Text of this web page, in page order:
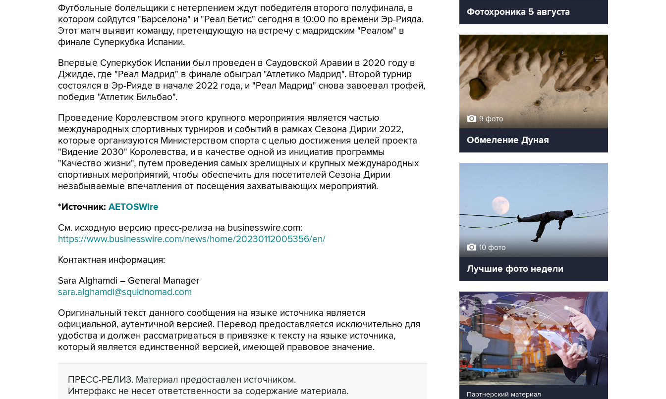
Футбольные болельщики с нетерпением ждут победителя второго полуфинала, в
котором сойдутся "Барселона" и "Реал Бетис" сегодня в 10:00 по времени Эр-Рияда.
Этот матч выявит команду, претендующую на встречу с мадридским "Реалом" в
финале Суперкубка Испании.
Впервые Суперкубок Испании был проведен в Саудовской Аравии в 2020 году в
Джидде, где "Реал Мадрид" в финале обыграл "Атлетико Мадрид". Второй турнир
состоялся в Эр-Рияде в начале 2022 года, и "Реал Мадрид" снова завоевал трофей,
победив "Атлетик Бильбао".
Проведение Королевством этого крупного мероприятия является частью
международных спортивных турниров и событий в рамках Сезона Дирии 2022,
которые организуются Министерством спорта с целью достижения целей проекта
"Видение 2030" Королевства, и в качестве одной из инициатив программы
"Качество жизни", путем проведения самых зрелищных и крупных международных
спортивных мероприятий, чтобы обеспечить для посетителей Сезона Дирии
незабываемые впечатления от посещения захватывающих мероприятий.
*Источник: AETOSWire
См. исходную версию пресс-релиза на businesswire.com:
https://www.businesswire.com/news/home/20230112005356/en/
Контактная информация:
Sara Alghamdi – General Manager
sara.alghamdi@squidnomad.com
Оригинальный текст данного сообщения на языке источника является
официальной, аутентичной версией. Перевод предоставляется исключительно для
удобства и должен рассматриваться в привязке к тексту на языке источника,
который является единственной версией, имеющей правовое значение.
ПРЕСС-РЕЛИЗ. Материал предоставлен источником.
Интерфакс не несет ответственности за содержание материала.
Фотохроника 5 августа
9 фото
Обмеление Дуная
10 фото
Лучшие фото недели
Партнерский материал